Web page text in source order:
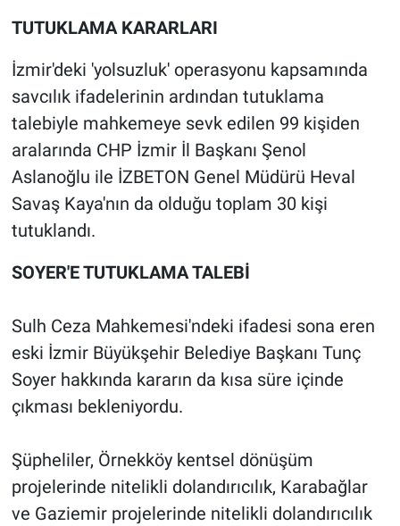
TUTUKLAMA KARARLARI
İzmir'deki 'yolsuzluk' operasyonu kapsamında
savcılık ifadelerinin ardından tutuklama
talebiyle mahkemeye sevk edilen 99 kişiden
aralarında CHP İzmir İl Başkanı Şenol
Aslanoğlu ile İZBETON Genel Müdürü Heval
Savaş Kaya'nın da olduğu toplam 30 kişi
tutuklandı.
SOYER'E TUTUKLAMA TALEBİ
Sulh Ceza Mahkemesi'ndeki ifadesi sona eren
eski İzmir Büyükşehir Belediye Başkanı Tunç
Soyer hakkında kararın da kısa süre içinde
çıkması bekleniyordu.
Şüpheliler, Örnekköy kentsel dönüşüm
projelerinde nitelikli dolandırıcılık, Karabağlar
ve Gaziemir projelerinde nitelikli dolandırıcılık